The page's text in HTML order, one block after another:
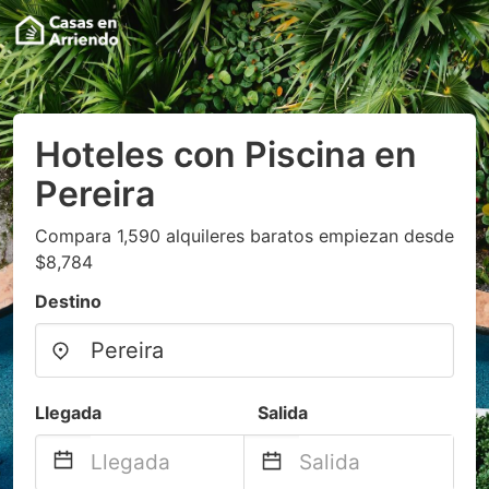
Hoteles con Piscina en
Pereira
Compara 1,590 alquileres baratos empiezan desde
$8,784
Destino
Llegada Salida